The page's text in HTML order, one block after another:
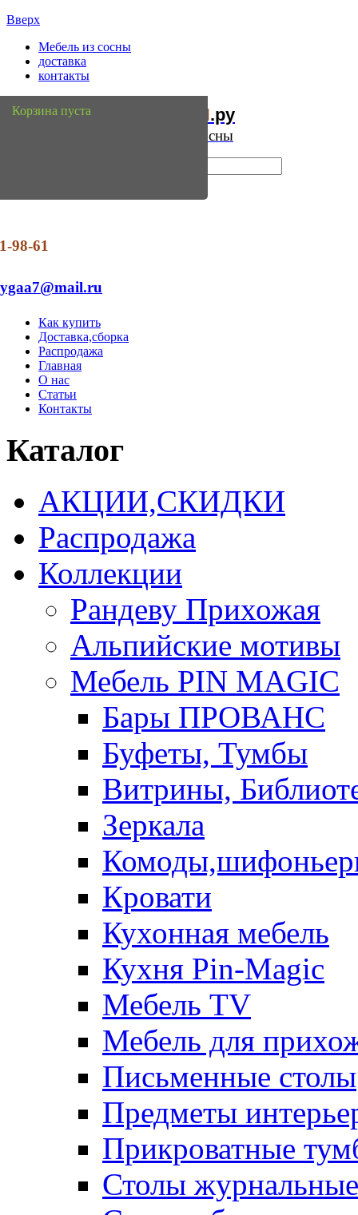
Вверх
Мебель из сосны
доставка
контакты
Мебель Сосны.ру
Интернет магазин мебели из сосны
98-61
Как купить
Доставка,сборка
Распродажа
Главная
О нас
Статьи
Контакты
Корзина пуста
Каталог
АКЦИИ,СКИДКИ
Распродажа
Коллекции
Рандеву Прихожая
Альпийские мотивы
Мебель PIN MAGIС
Бары ПРОВАНС
Буфеты, Тумбы
Витрины,
Зеркала
Кровати
Кухонная мебель
Кухня Pin-Magic
Мебель TV
Мебель для
Письменные столы
Предметы
Прикроватные
Столы журнальные